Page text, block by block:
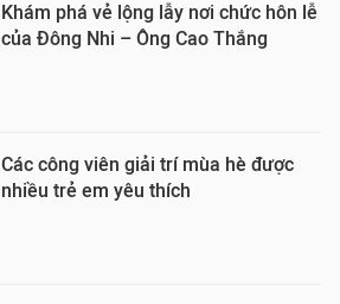
Khám phá vẻ lộng lẫy nơi chức hôn lễ
của Đông Nhi – Ông Cao Thắng
Các công viên giải trí mùa hè được
nhiều trẻ em yêu thích